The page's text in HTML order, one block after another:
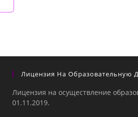
Лицензия На Образовательную
Лицензия на осуществление
01.11.2019.